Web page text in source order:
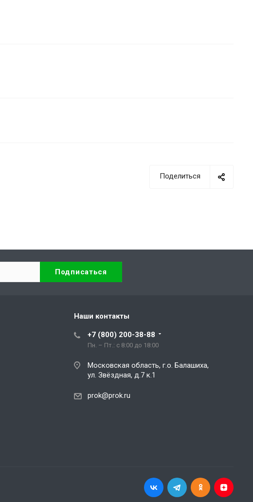
Поделиться
Наши контакты
+7 (800) 200-38-88
Пн. – Пт.: с 8:00 до 18:00
Московская область, г.о. Балашиха,
ул. Звёздная, д.7 к.1
prok@prok.ru